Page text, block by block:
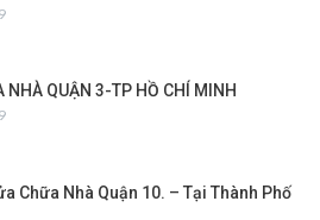
NHÀ QUẬN 3-TP HỒ CHÍ MINH
Chữa Nhà Quận 10. – Tại Thành Phố